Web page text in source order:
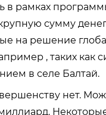
в рамках
сумму
на решение
, таких как
в селе Балтай.
нет.